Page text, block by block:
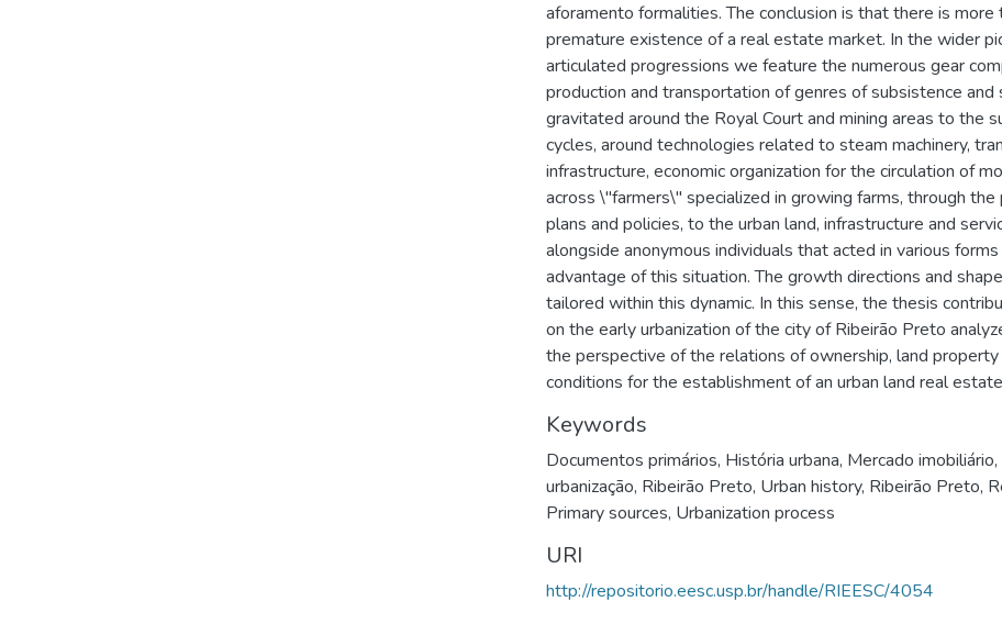
aforamento formalities. The conclusion is that there is more
premature existence of a real estate market. In the wider
articulated progressions we feature the numerous gear
production and transportation of genres of subsistence
gravitated around the Royal Court and mining areas to the
cycles, around technologies related to steam machinery,
infrastructure, economic organization for the circulation of
across \"farmers\" specialized in growing farms, through
plans and policies, to the urban land, infrastructure and
alongside anonymous individuals that acted in various
advantage of this situation. The growth directions and
tailored within this dynamic. In this sense, the thesis
on the early urbanization of the city of Ribeirão Preto
the perspective of the relations of ownership, land
conditions for the establishment of an urban land real
Keywords
Documentos primários, História urbana, Mercado imobiliário,
urbanização, Ribeirão Preto, Urban history, Ribeirão Preto,
Primary sources, Urbanization process
URI
http://repositorio.eesc.usp.br/handle/RIEESC/4054